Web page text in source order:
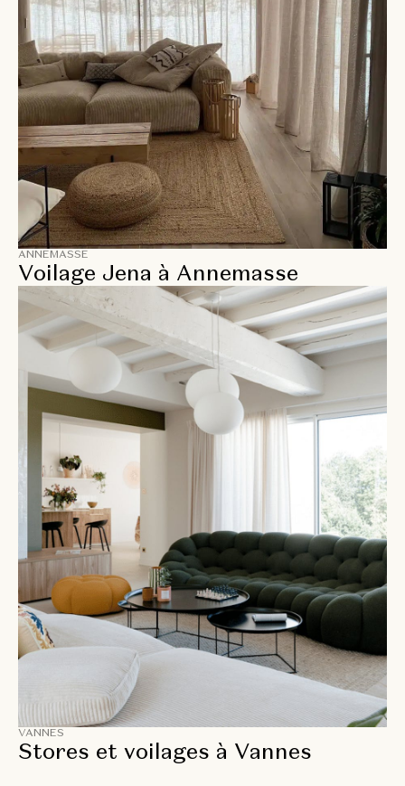
ANNEMASSE
Voilage Jena à Annemasse
VANNES
Stores et voilages à Vannes